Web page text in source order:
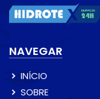
NAVEGAR
INÍCIO
SOBRE